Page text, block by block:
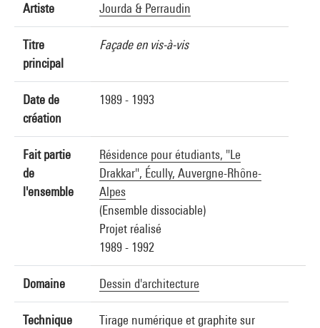
Artiste Jourda & Perraudin
Titre
principal
Façade en vis-à-vis
Date de
création
1989 - 1993
Fait partie
de
l'ensemble
Résidence pour étudiants, "Le
Drakkar", Écully, Auvergne-Rhône-
Alpes
(Ensemble dissociable)
Projet réalisé
1989 - 1992
Domaine Dessin d'architecture
Technique Tirage numérique et graphite sur